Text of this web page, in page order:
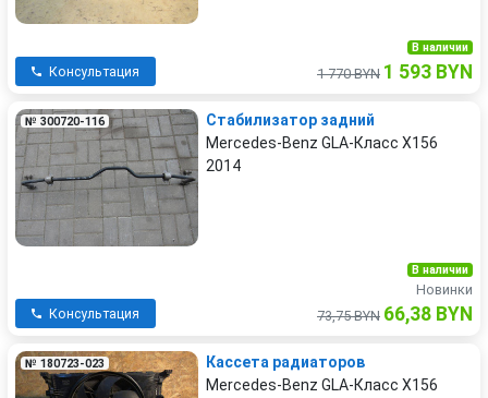
Консультация
В наличии
1 770 BYN 1 593 BYN
№ 300720-116
Стабилизатор задний
Mercedes-Benz GLA-Класс X156
2014
Консультация
В наличии
Новинки
73,75 BYN 66,38 BYN
№ 180723-023
Кассета радиаторов
Mercedes-Benz GLA-Класс X156